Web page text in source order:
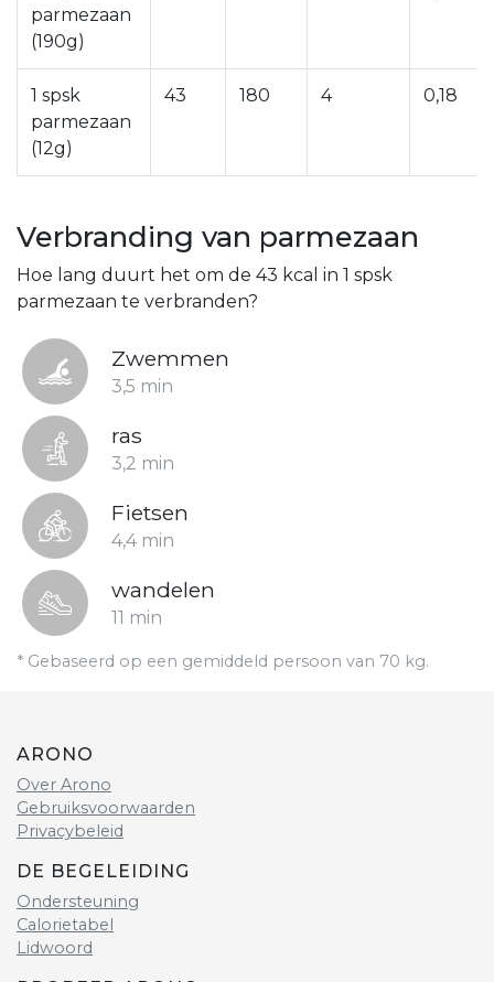
parmezaan
(190g)
1 spsk
parmezaan
(12g)
43 180 4 0,18
Verbranding van parmezaan
Hoe lang duurt het om de 43 kcal in 1 spsk
parmezaan te verbranden?
Zwemmen
3,5 min
ras
3,2 min
Fietsen
4,4 min
wandelen
11 min
* Gebaseerd op een gemiddeld persoon van 70 kg.
ARONO
Over Arono
Gebruiksvoorwaarden
Privacybeleid
DE BEGELEIDING
Ondersteuning
Calorietabel
Lidwoord